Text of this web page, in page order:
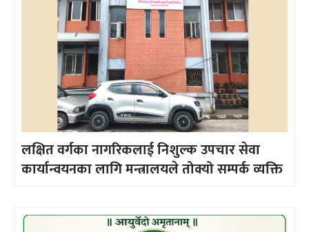
लक्षित वर्गका नागरिकलाई निशुल्क उपचार सेवा
कार्यान्वयनका लागि मन्त्रालयले तोक्यो सम्पर्क व्यक्ति